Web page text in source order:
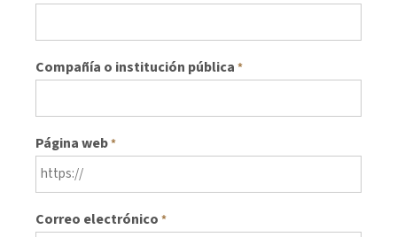
Compañía o institución pública *
Página web*
Correo electrónico *